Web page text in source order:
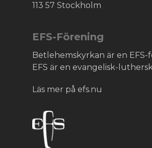
113 57 Stockholm
EFS-Förening
Betlehemskyrkan är en EFS-
EFS är en evangelisk-
Läs mer på efs.nu